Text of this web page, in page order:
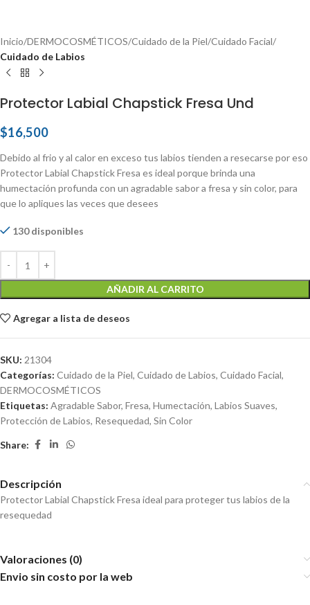
Inicio DERMOCOSMÉTICOS Cuidado de la Piel Cuidado Facial
Cuidado de Labios
Protector Labial Chapstick Fresa Und
$16,500
Debido al frio y al calor en exceso tus labios tienden a resecarse por eso
Protector Labial Chapstick Fresa es ideal porque brinda una
humectación profunda con un agradable sabor a fresa y sin color, para
que lo apliques las veces que desees
130 disponibles
AÑADIR AL CARRITO
Agregar a lista de deseos
SKU: 21304
Categorías: Cuidado de la Piel, Cuidado de Labios, Cuidado Facial,
DERMOCOSMÉTICOS
Etiquetas: Agradable Sabor, Fresa, Humectación, Labios Suaves,
Protección de Labios, Resequedad, Sin Color
Share:
Descripción
Protector Labial Chapstick Fresa ideal para proteger tus labios de la
resequedad
Valoraciones (0)
Envio sin costo por la web